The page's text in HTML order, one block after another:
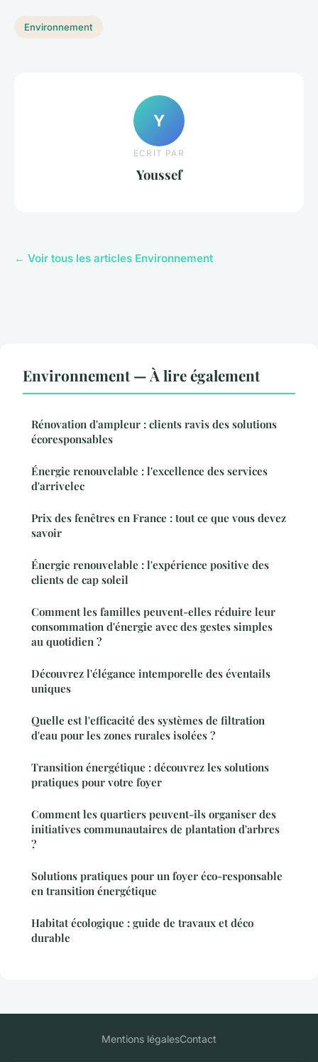
Environnement
Y
ECRIT PAR
Youssef
← Voir tous les articles Environnement
Environnement — À lire également
Rénovation d'ampleur : clients ravis des solutions
écoresponsables
Énergie renouvelable : l'excellence des services
d'arrivelec
Prix des fenêtres en France : tout ce que vous devez
savoir
Énergie renouvelable : l'expérience positive des
clients de cap soleil
Comment les familles peuvent-elles réduire leur
consommation d'énergie avec des gestes simples
au quotidien ?
Découvrez l'élégance intemporelle des éventails
uniques
Quelle est l'efficacité des systèmes de filtration
d'eau pour les zones rurales isolées ?
Transition énergétique : découvrez les solutions
pratiques pour votre foyer
Comment les quartiers peuvent-ils organiser des
initiatives communautaires de plantation d'arbres
?
Solutions pratiques pour un foyer éco-responsable
en transition énergétique
Habitat écologique : guide de travaux et déco
durable
Mentions légalesContact